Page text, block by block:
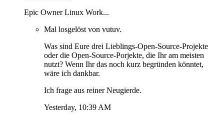
Epic Owner Linux Work...
Mal losgelöst von vutuv.
Was sind Eure drei Lieblings-Open-Source-Projekte
oder die Open-Source-Porjekte, die Ihr am meisten
nutzt? Wenn Ihr das noch kurz begründen könntet,
wäre ich dankbar.
Ich frage aus reiner Neugierde.
Yesterday, 10:39 AM